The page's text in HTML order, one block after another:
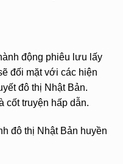
động phiêu lưu lấy
đối mặt với các hiện
đô thị Nhật Bản.
cốt truyện hấp dẫn.
đô thị Nhật Bản huyền